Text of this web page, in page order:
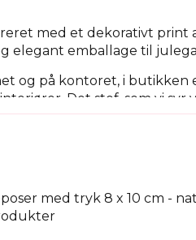
med et dekorativt print
elegant emballage til
og på kontoret, i butikken
Det stof, som vi syr
og gør dem til en